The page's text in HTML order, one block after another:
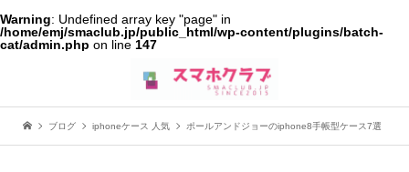
Warning: Undefined array key "page" in
/home/emj/smaclub.jp/public_html/wp-content/plugins/batch-
cat/admin.php on line 147
ブログ iphoneケース 人気 ポールアンドジョーのiphone8手帳型ケース7選